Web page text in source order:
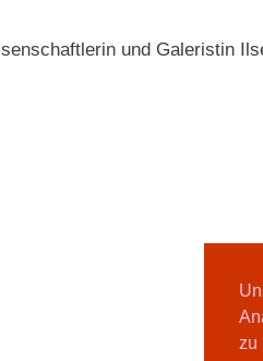
zu
und Galeristin